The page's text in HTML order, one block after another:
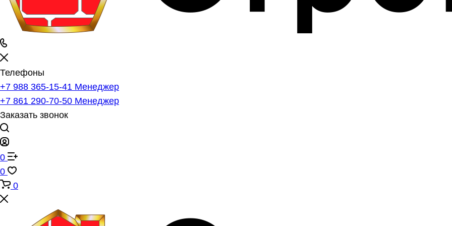
Телефоны
+7 988 365-15-41 Менеджер
+7 861 290-70-50 Менеджер
Заказать звонок
0
0
0